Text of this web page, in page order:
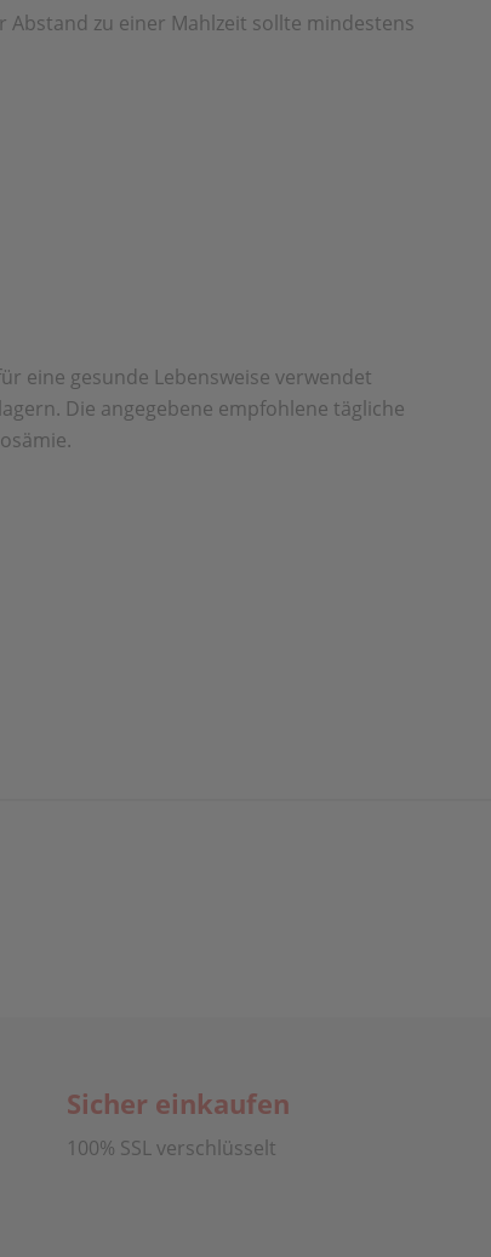
Abstand zu einer Mahl­zeit sollte mindestens
eine gesunde Lebensweise verwendet
Die angegebene empfohlene tägliche
Sicher einkaufen
100% SSL verschlüsselt